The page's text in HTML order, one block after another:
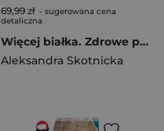
69,99 zł - sugerowana cena
detaliczna
Więcej białka. Zdrowe proteinowe przepisy
Aleksandra Skotnicka